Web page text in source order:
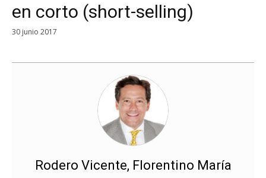
en corto (short-selling)
30 junio 2017
Rodero Vicente, Florentino María